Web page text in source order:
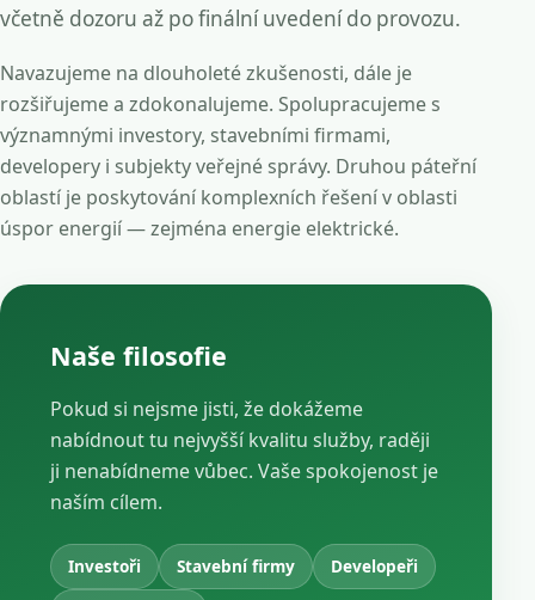
včetně dozoru až po finální uvedení do provozu.
Navazujeme na dlouholeté zkušenosti, dále je
rozšiřujeme a zdokonalujeme. Spolupracujeme s
významnými investory, stavebními firmami,
developery i subjekty veřejné správy. Druhou páteřní
oblastí je poskytování komplexních řešení v oblasti
úspor energií — zejména energie elektrické.
Naše filosofie
Pokud si nejsme jisti, že dokážeme
nabídnout tu nejvyšší kvalitu služby, raději
ji nenabídneme vůbec. Vaše spokojenost je
naším cílem.
Investoři Stavební firmy
Developeři